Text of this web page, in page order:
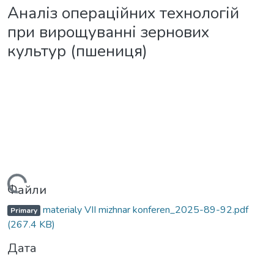
Аналіз операційних технологій
при вирощуванні зернових
культур (пшениця)
Вантажиться...
Файли
Primary materialy VІІ mizhnar konferen_2025-89-92.pdf
(267.4 KB)
Дата